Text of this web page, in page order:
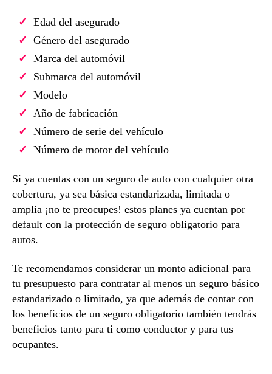
Edad del asegurado
Género del asegurado
Marca del automóvil
Submarca del automóvil
Modelo
Año de fabricación
Número de serie del vehículo
Número de motor del vehículo
Si ya cuentas con un seguro de auto con cualquier otra
cobertura, ya sea básica estandarizada, limitada o
amplia ¡no te preocupes! estos planes ya cuentan por
default con la protección de seguro obligatorio para
autos.
Te recomendamos considerar un monto adicional para
tu presupuesto para contratar al menos un seguro básico
estandarizado o limitado, ya que además de contar con
los beneficios de un seguro obligatorio también tendrás
beneficios tanto para ti como conductor y para tus
ocupantes.